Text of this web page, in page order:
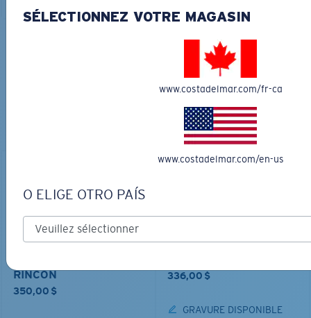
COURONNEZ VOTRE AVENTURE
AVEC LES LUNETTES DE SOLEIL
PARFAITES
Découvrez des lunettes conçues pour chaque aventure
RINCON
350,00 $
336,00 $
GRAVURE DISPONIBLE
SÉLECTIONNEZ VOTRE MAGASIN
www.costadelmar.com/fr-ca
www.costadelmar.com/en-us
O ELIGE OTRO PAÍS